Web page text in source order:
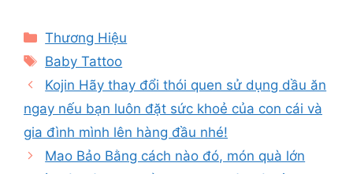
Categories
Thương Hiệu
Tags
Baby Tattoo
Kojin Hãy thay đổi thói quen sử dụng dầu ăn
ngay nếu bạn luôn đặt sức khoẻ của con cái và
gia đình mình lên hàng đầu nhé!
Mao Bảo Bằng cách nào đó, món quà lớn